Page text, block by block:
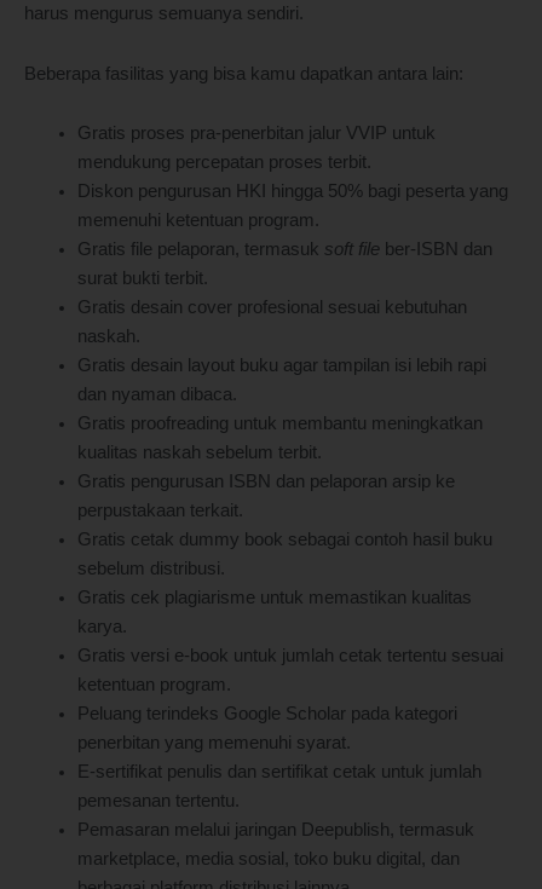
harus mengurus semuanya sendiri.
Beberapa fasilitas yang bisa kamu dapatkan antara lain:
Gratis proses pra-penerbitan jalur VVIP untuk
mendukung percepatan proses terbit.
Diskon pengurusan HKI hingga 50% bagi peserta yang
memenuhi ketentuan program.
Gratis file pelaporan, termasuk soft fileber-ISBN dan
surat bukti terbit.
Gratis desain cover profesional sesuai kebutuhan
naskah.
Gratis desain layout buku agar tampilan isi lebih rapi
dan nyaman dibaca.
Gratis proofreading untuk membantu meningkatkan
kualitas naskah sebelum terbit.
Gratis pengurusan ISBN dan pelaporan arsip ke
perpustakaan terkait.
Gratis cetak dummy book sebagai contoh hasil buku
sebelum distribusi.
Gratis cek plagiarisme untuk memastikan kualitas
karya.
Gratis versi e-book untuk jumlah cetak tertentu sesuai
ketentuan program.
Peluang terindeks Google Scholar pada kategori
penerbitan yang memenuhi syarat.
E-sertifikat penulis dan sertifikat cetak untuk jumlah
pemesanan tertentu.
Pemasaran melalui jaringan Deepublish, termasuk
marketplace, media sosial, toko buku digital, dan